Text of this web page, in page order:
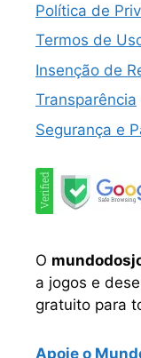
Política de
Termos de
Insenção de
Transparência
Segurança e
O
a jogos e
gratuito para
Apoie o